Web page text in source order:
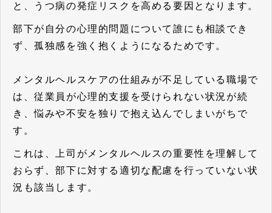
と、うつ病の発症リスクを高める要因となります。
部下が自分の心理的問題について誰にも相談でき
ず、孤独感を強く抱くようになるためです。
メンタルヘルスケアの仕組みが不足している職場で
は、従業員が心理的支援を受けられない状況が続
き、悩みや不安を独りで抱え込んでしまいがちで
す。
これは、上司がメンタルヘルスの重要性を理解して
おらず、部下に対する適切な配慮を行っていない状
況も該当します。